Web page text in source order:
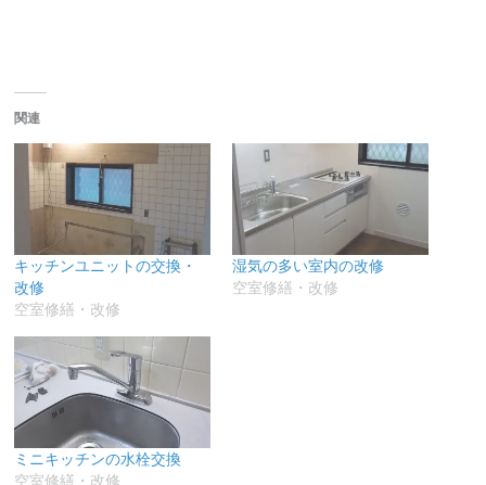
関連
キッチンユニットの交換・
改修
空室修繕・改修
湿気の多い室内の改修
空室修繕・改修
ミニキッチンの水栓交換
空室修繕・改修